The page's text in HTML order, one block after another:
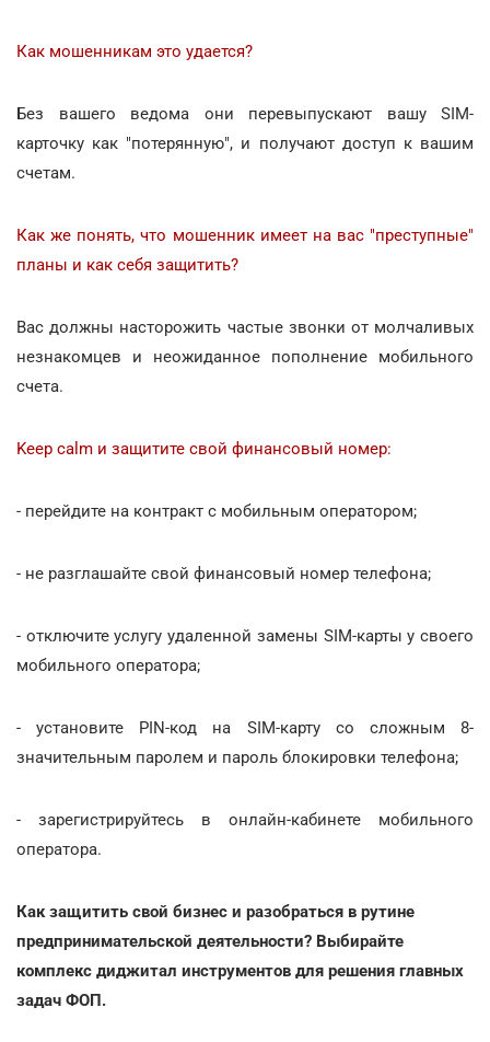
Как мошенникам это удается?
Без вашего ведома они перевыпускают вашу SIM-
карточку как "потерянную", и получают доступ к вашим
счетам.
Как же понять, что мошенник имеет на вас "преступные"
планы и как себя защитить?
Вас должны насторожить частые звонки от молчаливых
незнакомцев и неожиданное пополнение мобильного
счета.
Keep calm и защитите свой финансовый номер:
- перейдите на контракт с мобильным оператором;
- не разглашайте свой финансовый номер телефона;
- отключите услугу удаленной замены SIM-карты у своего
мобильного оператора;
- установите PIN-код на SIM-карту со сложным 8-
значительным паролем и пароль блокировки телефона;
- зарегистрируйтесь в онлайн-кабинете мобильного
оператора.
Как защитить свой бизнес и разобраться в рутине
предпринимательской деятельности? Выбирайте
комплекс диджитал инструментов для решения главных
задач ФОП.